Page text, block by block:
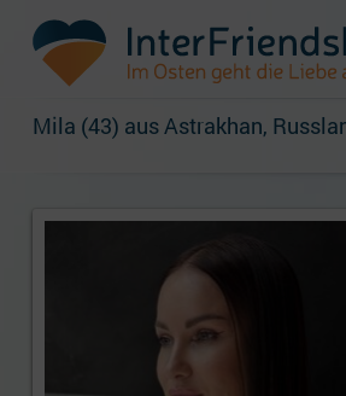
Mila (43) aus Astrakhan,